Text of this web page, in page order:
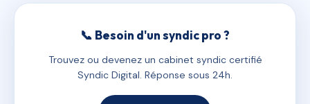
📞 Besoin d'un syndic pro ?
Trouvez ou devenez un cabinet syndic certifié
Syndic Digital. Réponse sous 24h.